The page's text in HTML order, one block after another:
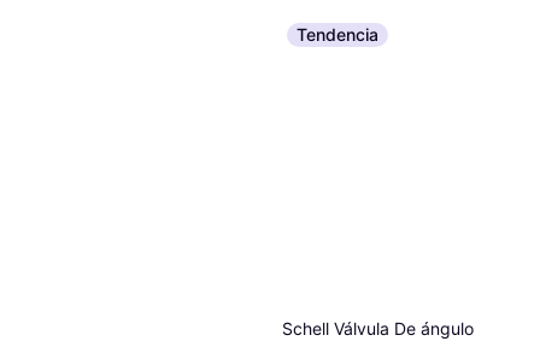
Tendencia
Schell Válvula De ángulo